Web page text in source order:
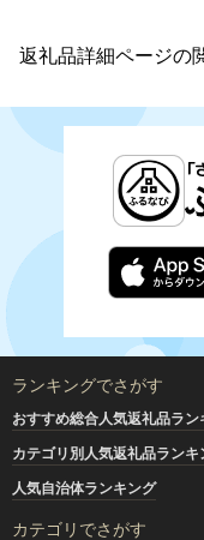
返礼品詳細ページの
ランキングでさがす
おすすめ総合人気返礼品ラン
カテゴリ別人気返礼品ランキ
人気自治体ランキング
カテゴリでさがす